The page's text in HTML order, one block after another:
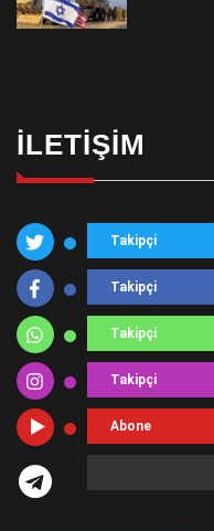
İLETIŞIM
Takipçi
Takipçi
Takipçi
Takipçi
Abone